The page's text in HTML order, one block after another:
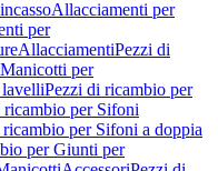
Allacciamenti per
per
AllacciamentiPezzi di
Manicotti per
Pezzi di ricambio per
ricambio per Sifoni
per Sifoni a doppia
per Giunti per